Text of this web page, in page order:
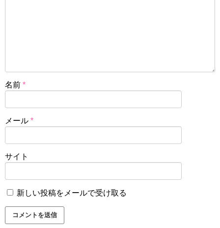
名前 *
メール *
サイト
新しい投稿をメールで受け取る